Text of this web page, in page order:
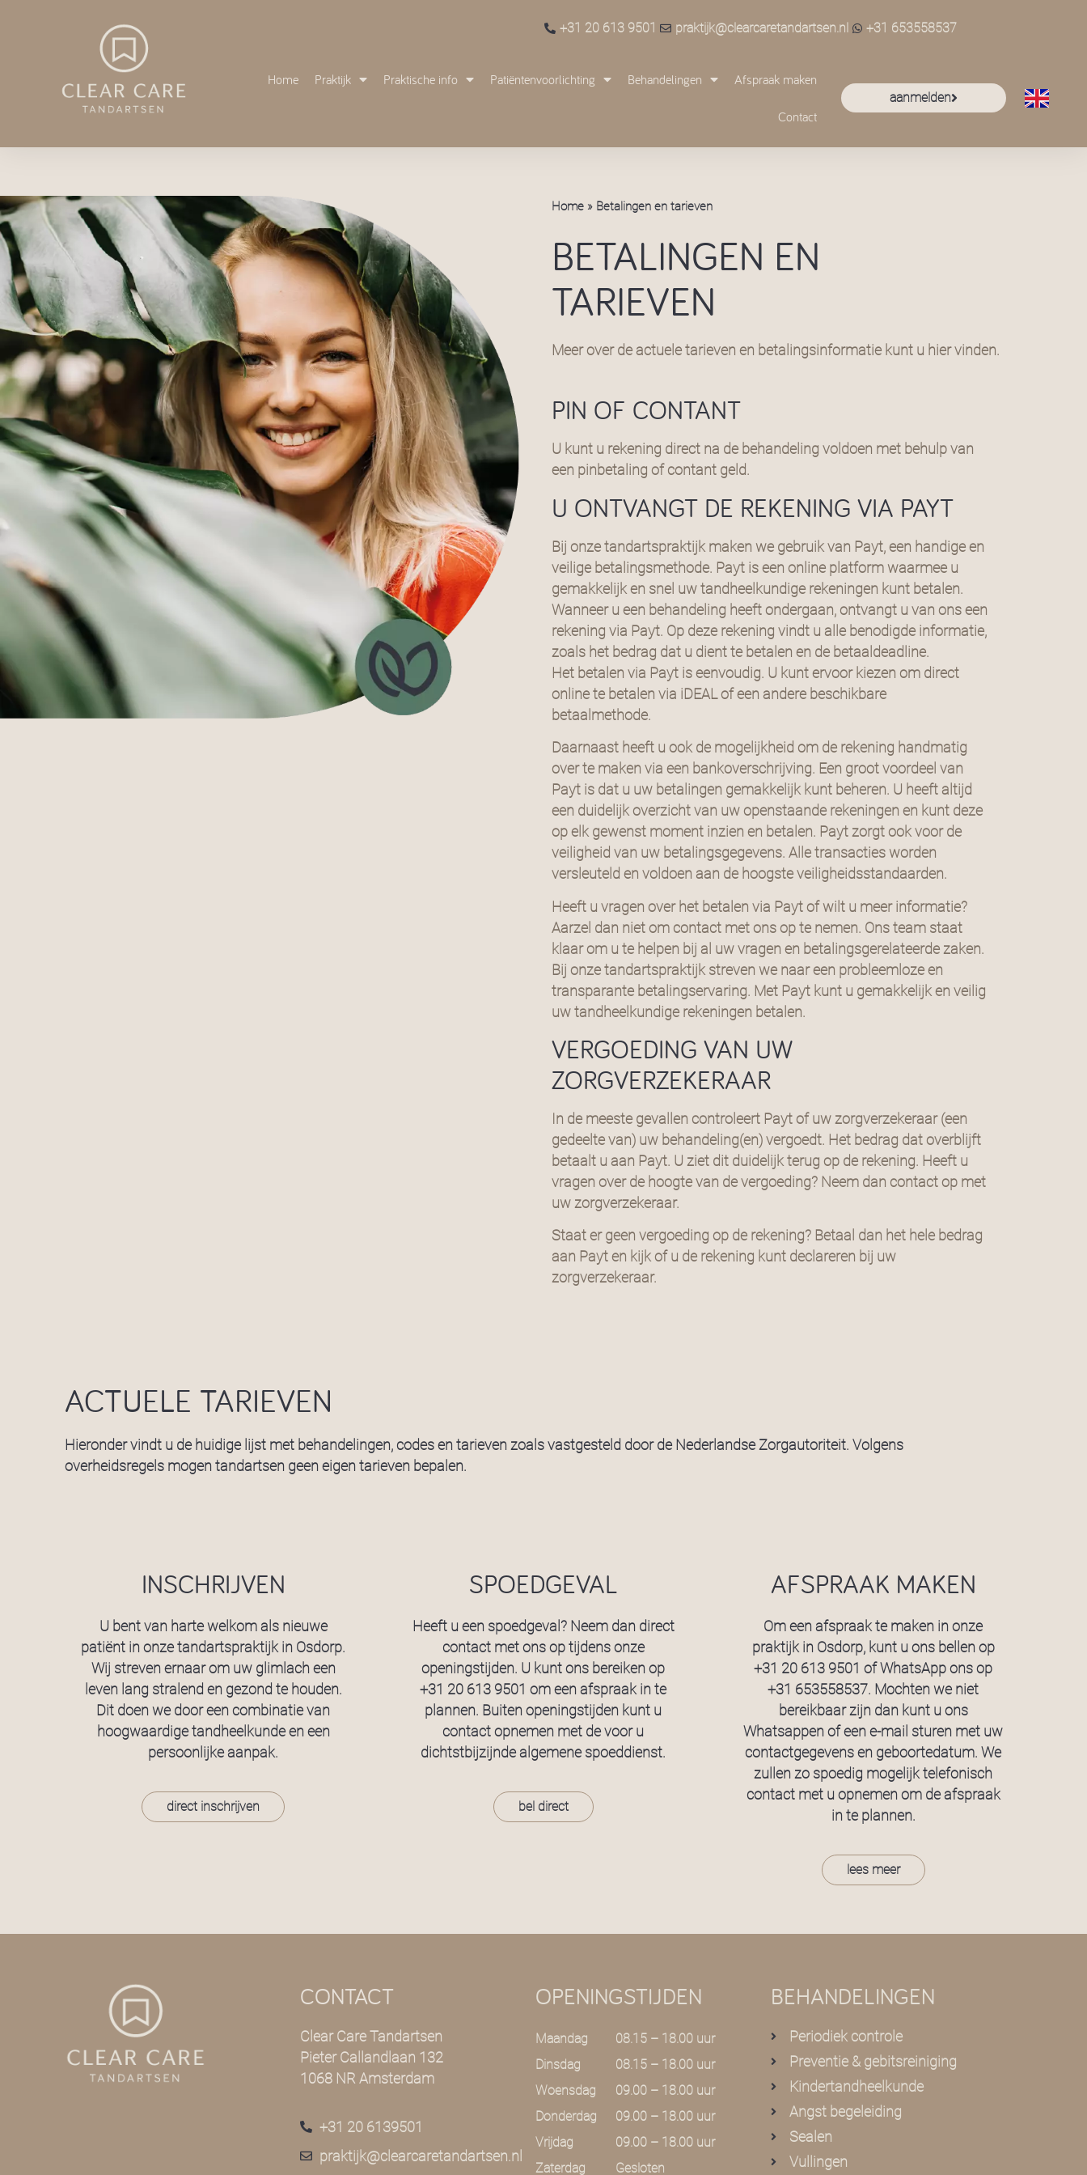
+31 20 613 9501 praktijk@clearcaretandartsen.nl +31 653558537
Home Praktijk Praktische info Patiëntenvoorlichting Behandelingen Afspraak maken
Contact
aanmelden
Home » Betalingen en tarieven
BETALINGEN EN
TARIEVEN
Meer over de actuele tarieven en betalingsinformatie kunt u hier vinden.
PIN OF CONTANT
U kunt u rekening direct na de behandeling voldoen met behulp van
een pinbetaling of contant geld.
U ONTVANGT DE REKENING VIA PAYT
Bij onze tandartspraktijk maken we gebruik van Payt, een handige en
veilige betalingsmethode. Payt is een online platform waarmee u
gemakkelijk en snel uw tandheelkundige rekeningen kunt betalen.
Wanneer u een behandeling heeft ondergaan, ontvangt u van ons een
rekening via Payt. Op deze rekening vindt u alle benodigde informatie,
zoals het bedrag dat u dient te betalen en de betaaldeadline.
Het betalen via Payt is eenvoudig. U kunt ervoor kiezen om direct
online te betalen via iDEAL of een andere beschikbare
betaalmethode.
Daarnaast heeft u ook de mogelijkheid om de rekening handmatig
over te maken via een bankoverschrijving. Een groot voordeel van
Payt is dat u uw betalingen gemakkelijk kunt beheren. U heeft altijd
een duidelijk overzicht van uw openstaande rekeningen en kunt deze
op elk gewenst moment inzien en betalen. Payt zorgt ook voor de
veiligheid van uw betalingsgegevens. Alle transacties worden
versleuteld en voldoen aan de hoogste veiligheidsstandaarden.
Heeft u vragen over het betalen via Payt of wilt u meer informatie?
Aarzel dan niet om contact met ons op te nemen. Ons team staat
klaar om u te helpen bij al uw vragen en betalingsgerelateerde zaken.
Bij onze tandartspraktijk streven we naar een probleemloze en
transparante betalingservaring. Met Payt kunt u gemakkelijk en veilig
uw tandheelkundige rekeningen betalen.
VERGOEDING VAN UW
ZORGVERZEKERAAR
In de meeste gevallen controleert Payt of uw zorgverzekeraar (een
gedeelte van) uw behandeling(en) vergoedt. Het bedrag dat overblijft
betaalt u aan Payt. U ziet dit duidelijk terug op de rekening. Heeft u
vragen over de hoogte van de vergoeding? Neem dan contact op met
uw zorgverzekeraar.
Staat er geen vergoeding op de rekening? Betaal dan het hele bedrag
aan Payt en kijk of u de rekening kunt declareren bij uw
zorgverzekeraar.
ACTUELE TARIEVEN
Hieronder vindt u de huidige lijst met behandelingen, codes en tarieven zoals vastgesteld door de Nederlandse Zorgautoriteit. Volgens
overheidsregels mogen tandartsen geen eigen tarieven bepalen.
INSCHRIJVEN
U bent van harte welkom als nieuwe
patiënt in onze tandartspraktijk in Osdorp.
Wij streven ernaar om uw glimlach een
leven lang stralend en gezond te houden.
Dit doen we door een combinatie van
hoogwaardige tandheelkunde en een
persoonlijke aanpak.
direct inschrijven
SPOEDGEVAL
Heeft u een spoedgeval? Neem dan direct
contact met ons op tijdens onze
openingstijden. U kunt ons bereiken op
+31 20 613 9501 om een afspraak in te
plannen. Buiten openingstijden kunt u
contact opnemen met de voor u
dichtstbijzijnde algemene spoeddienst.
bel direct
AFSPRAAK MAKEN
Om een afspraak te maken in onze
praktijk in Osdorp, kunt u ons bellen op
+31 20 613 9501 of WhatsApp ons op
+31 653558537. Mochten we niet
bereikbaar zijn dan kunt u ons
Whatsappen of een e-mail sturen met uw
contactgegevens en geboortedatum. We
zullen zo spoedig mogelijk telefonisch
contact met u opnemen om de afspraak
in te plannen.
lees meer
CONTACT
Clear Care Tandartsen
Pieter Callandlaan 132
1068 NR Amsterdam
+31 20 6139501
praktijk@clearcaretandartsen.nl
OPENINGSTIJDEN
Maandag
08.15 – 18.00 uur
Dinsdag
08.15 – 18.00 uur
Woensdag
09.00 – 18.00 uur
Donderdag
09.00 – 18.00 uur
Vrijdag
09.00 – 18.00 uur
Zaterdag
Gesloten
BEHANDELINGEN
Periodiek controle
Preventie & gebitsreiniging
Kindertandheelkunde
Angst begeleiding
Sealen
Vullingen